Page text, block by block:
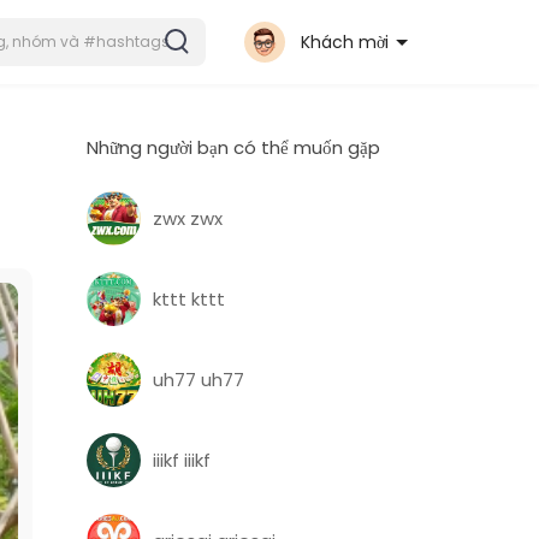
Khách mời
Những người bạn có thể muốn gặp
zwx zwx
kttt kttt
uh77 uh77
iiikf iiikf